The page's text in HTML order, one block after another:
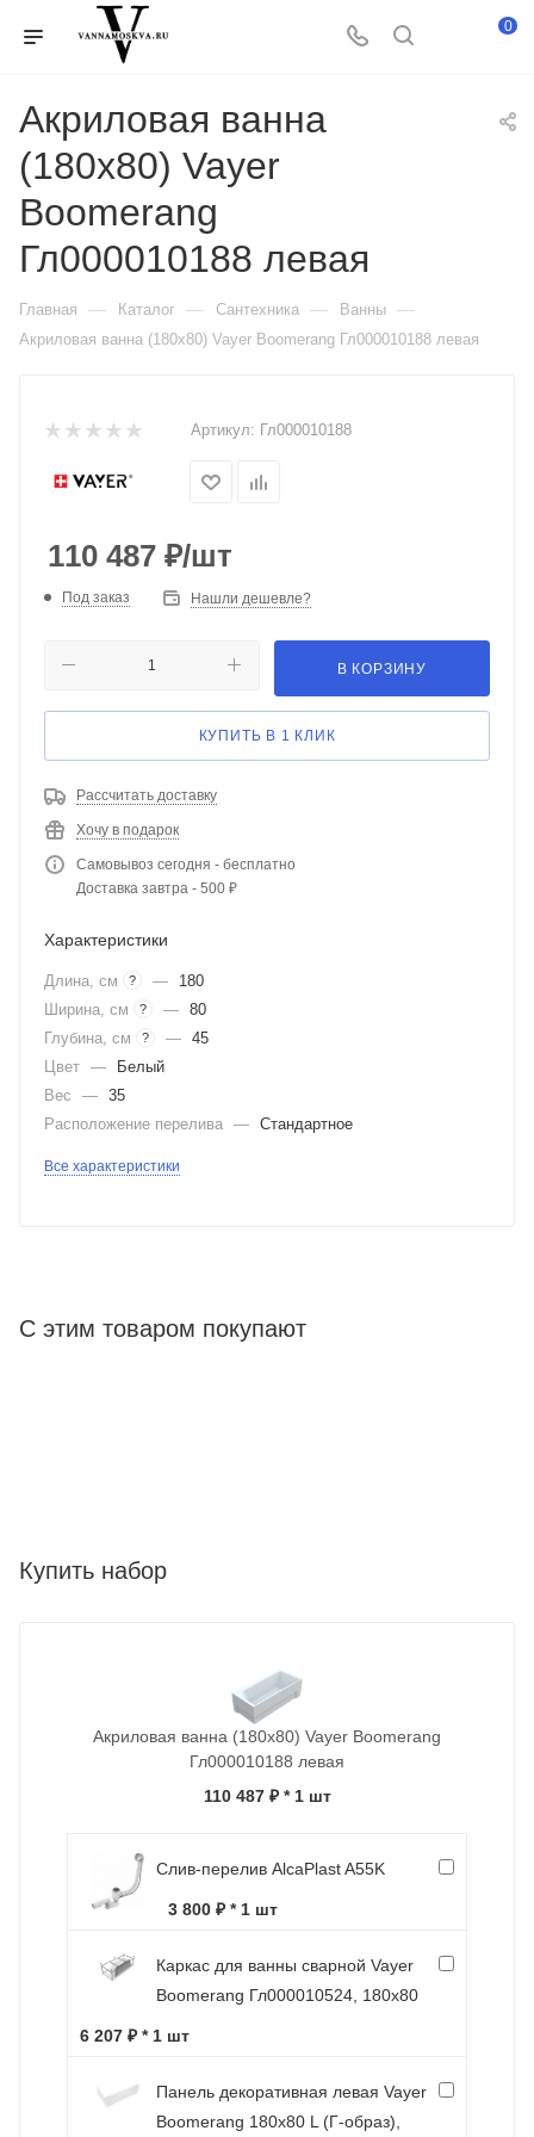
0
Акриловая ванна
(180х80) Vayer
Boomerang
Гл000010188 левая
Главная — Каталог — Сантехника — Ванны —
Акриловая ванна (180х80) Vayer Boomerang Гл000010188 левая
Артикул: Гл000010188
110 487 ₽/шт
Под заказ Нашли дешевле?
В КОРЗИНУ
КУПИТЬ В 1 КЛИК
Рассчитать доставку
Хочу в подарок
Самовывоз сегодня - бесплатно
Доставка завтра - 500 ₽
Характеристики
Длина, см ? —
180
Ширина, см
? — 80
Глубина, см
? — 45
Цвет —
Белый
Вес
— 35
Расположение перелива — Стандартное
Все характеристики
С этим товаром покупают
Купить набор
Акриловая ванна (180х80) Vayer Boomerang
Гл000010188 левая
110 487 ₽* 1 шт
Слив-перелив AlcaPlast A55K
3 800 ₽ * 1 шт
Каркас для ванны сварной Vayer
Boomerang Гл000010524, 180x80
6 207 ₽ * 1 шт
Панель декоративная левая Vayer
Boomerang 180x80 L (Г-образ),